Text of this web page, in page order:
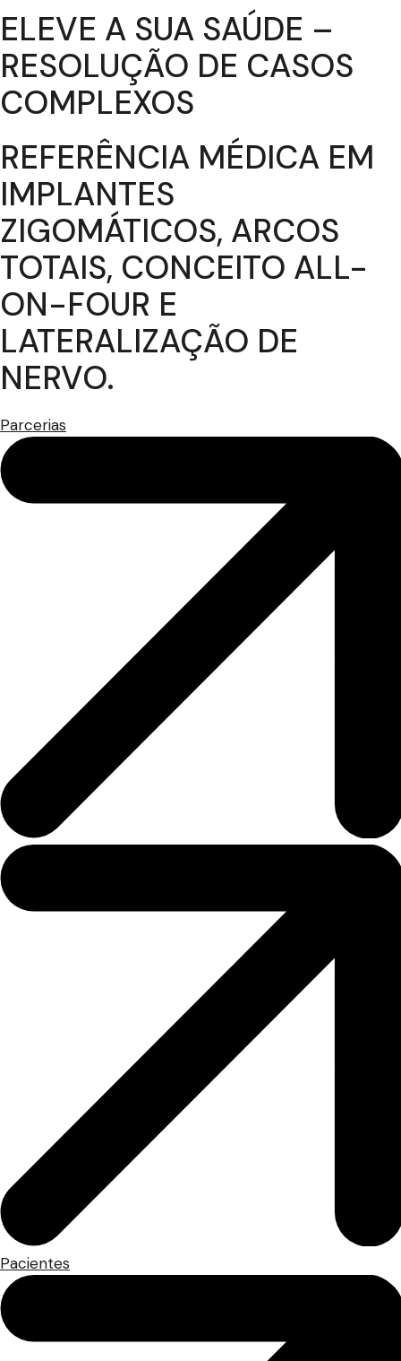
ELEVE A SUA SAÚDE –
RESOLUÇÃO DE CASOS
COMPLEXOS
REFERÊNCIA MÉDICA EM
IMPLANTES
ZIGOMÁTICOS, ARCOS
TOTAIS, CONCEITO ALL-
ON-FOUR E
LATERALIZAÇÃO DE
NERVO.
Parcerias
Pacientes